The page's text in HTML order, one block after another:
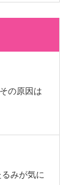
の原因は
るみが気に